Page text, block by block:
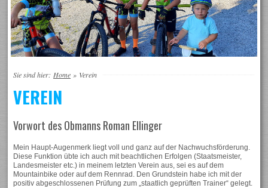
Sie sind hier: Home » Verein
VEREIN
Vorwort des Obmanns Roman Ellinger
Mein Haupt-Augenmerk liegt voll und ganz auf der Nachwuchsförderung.
Diese Funktion übte ich auch mit beachtlichen Erfolgen (Staatsmeister,
Landesmeister etc.) in meinem letzten Verein aus, sei es auf dem
Mountainbike oder auf dem Rennrad. Den Grundstein habe ich mit der
positiv abgeschlossenen Prüfung zum „staatlich geprüften Trainer“ gelegt.